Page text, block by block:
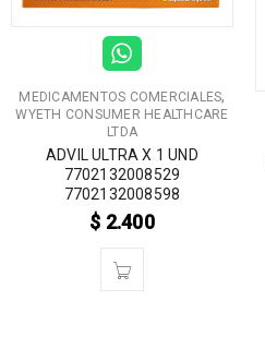
MEDICAMENTOS COMERCIALES,
WYETH CONSUMER HEALTHCARE
LTDA
ADVIL ULTRA X 1 UND
7702132008529
7702132008598
$ 2.400